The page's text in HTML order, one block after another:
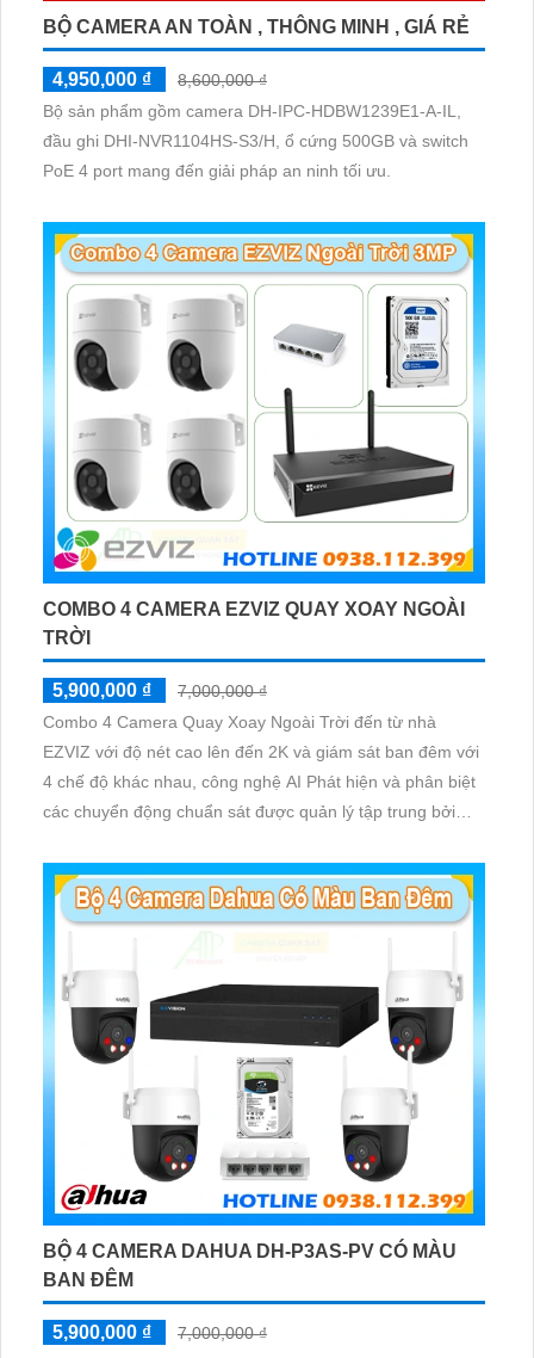
BỘ CAMERA AN TOÀN , THÔNG MINH , GIÁ RẺ
4,950,000 ₫
8,600,000 ₫
Bộ sản phẩm gồm camera DH-IPC-HDBW1239E1-A-IL,
đầu ghi DHI-NVR1104HS-S3/H, ổ cứng 500GB và switch
PoE 4 port mang đến giải pháp an ninh tối ưu.
COMBO 4 CAMERA EZVIZ QUAY XOAY NGOÀI
TRỜI
5,900,000 ₫
7,000,000 ₫
Combo 4 Camera Quay Xoay Ngoài Trời đến từ nhà
EZVIZ với độ nét cao lên đến 2K và giám sát ban đêm với
4 chế độ khác nhau, công nghệ AI Phát hiện và phân biệt
các chuyển động chuẩn sát được quản lý tập trung bởi
BỘ 4 CAMERA DAHUA DH-P3AS-PV CÓ MÀU
BAN ĐÊM
5,900,000 ₫
7,000,000 ₫